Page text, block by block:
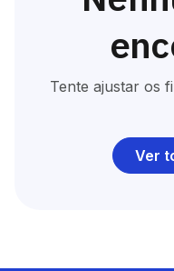
Tente ajustar os
Ver